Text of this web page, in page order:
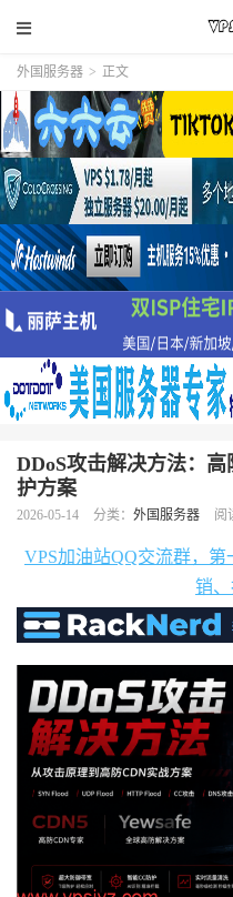
外国服务器 > 正文
DDoS攻击解决方法：
护方案
2026-05-14 分类： 外国服务器 阅
VPS加油站QQ交流群，
销